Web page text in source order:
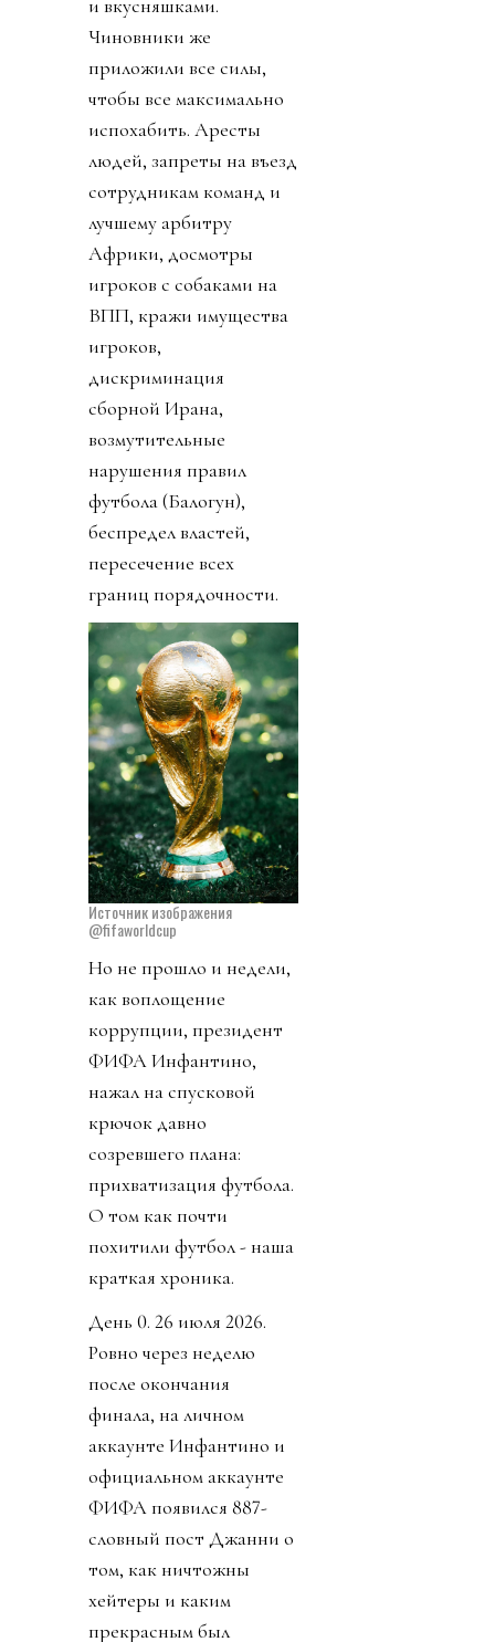
и вкусняшками.
Чиновники же
приложили все силы,
чтобы все максимально
испохабить. Аресты
людей, запреты на въезд
сотрудникам команд и
лучшему арбитру
Африки, досмотры
игроков с собаками на
ВПП, кражи имущества
игроков,
дискриминация
сборной Ирана,
возмутительные
нарушения правил
футбола (Балогун),
беспредел властей,
пересечение всех
границ порядочности.
Источник изображения
@fifaworldcup
Но не прошло и недели,
как воплощение
коррупции, президент
ФИФА Инфантино,
нажал на спусковой
крючок давно
созревшего плана:
прихватизация футбола.
О том как почти
похитили футбол - наша
краткая хроника.
День 0. 26 июля 2026.
Ровно через неделю
после окончания
финала, на личном
аккаунте Инфантино и
официальном аккаунте
ФИФА появился 887-
словный пост Джанни о
том, как ничтожны
хейтеры и каким
прекрасным был